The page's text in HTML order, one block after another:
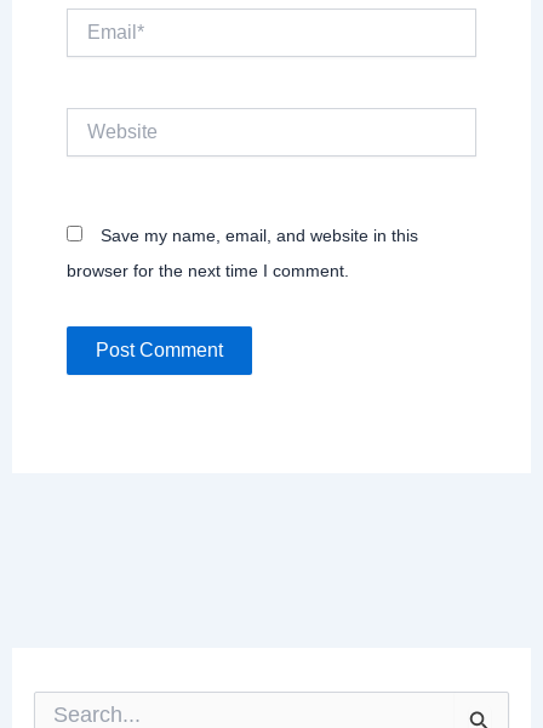
Email*
Save my name, email, and website in this
browser for the next time I comment.